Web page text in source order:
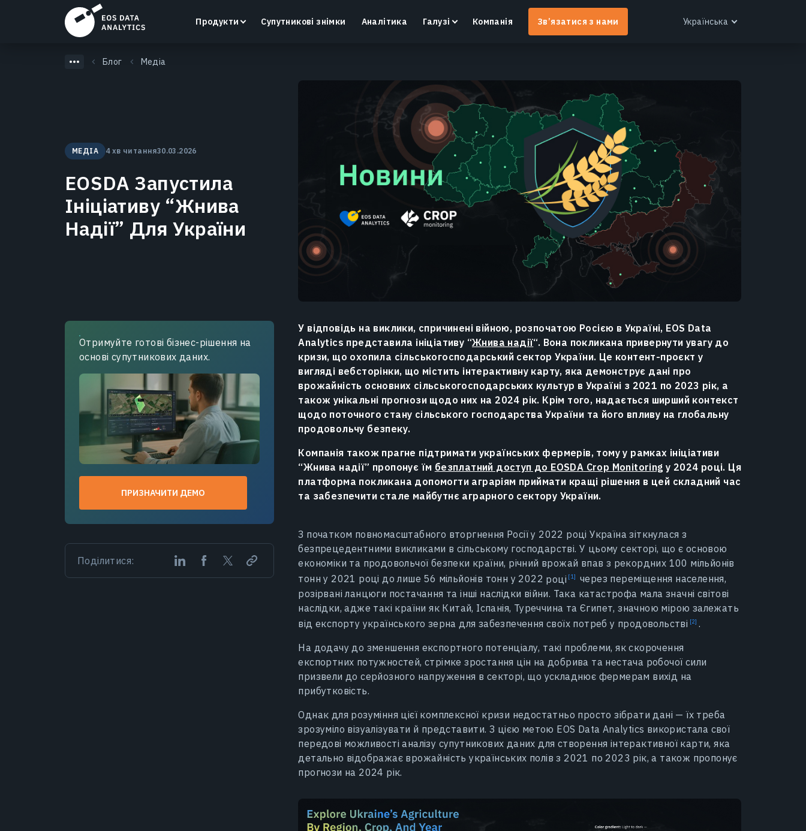
Продукти
Пошук, візуалізація та аналіз супутникових
знімків безпосередньо у вашому браузері.
Дізнатися більше
Контроль посівів та полів за допомогою
інтелектуальної платформи для точного
Дізнатися більше
EOS RayVision
Індивідуальні аналітичні звіти з розширеною
візуалізацією для будь-якої галузі.
Дізнатися більше
Супутникові знімки Аналітика Галузі Компанія Зв’язатися з нами Українська
Блог Медіа
МЕДІА 4 хв читання30.03.2026
EOSDA Запустила
Ініціативу “Жнива
Надії” Для України
Отримуйте готові бізнес-рішення на
основі супутникових даних.
ПРИЗНАЧИТИ ДЕМО
Поділитися:
У відповідь на виклики, спричинені війною, розпочатою Росією в Україні, EOS Data
Analytics представила ініціативу “Жнива надії“. Вона покликана привернути увагу до
кризи, що охопила сільськогосподарський сектор України. Це контент-проєкт у
вигляді вебсторінки, що містить інтерактивну карту, яка демонструє дані про
врожайність основних сільськогосподарських культур в Україні з 2021 по 2023 рік, а
також унікальні прогнози щодо них на 2024 рік. Крім того, надається ширший контекст
щодо поточного стану сільського господарства України та його впливу на глобальну
продовольчу безпеку.
Компанія також прагне підтримати українських фермерів, тому у рамках ініціативи
“Жнива надії” пропонує їм безплатний доступ до EOSDA Crop Monitoring у 2024 році. Ця
платформа покликана допомогти аграріям приймати кращі рішення в цей складний час
та забезпечити стале майбутнє аграрного сектору України.
З початком повномасштабного вторгнення Росії у 2022 році Україна зіткнулася з
безпрецедентними викликами в сільському господарстві. У цьому секторі, що є основою
економіки та продовольчої безпеки країни, річний врожай впав з рекордних 100 мільйонів
тонн у 2021 році до лише 56 мільйонів тонн у 2022 році
через переміщення населення,
розірвані ланцюги постачання та інші наслідки війни. Така катастрофа мала значні світові
наслідки, адже такі країни як Китай, Іспанія, Туреччина та Єгипет, значною мірою залежать
від експорту українського зерна для забезпечення своїх потреб у продовольстві
.
На додачу до зменшення експортного потенціалу, такі проблеми, як скорочення
експортних потужностей, стрімке зростання цін на добрива та нестача робочої сили
призвели до серйозного напруження в секторі, що ускладнює фермерам вихід на
прибутковість.
Однак для розуміння цієї комплексної кризи недостатньо просто зібрати дані — їх треба
зрозуміло візуалізувати й представити. З цією метою EOS Data Analytics використала свої
передові можливості аналізу супутникових даних для створення інтерактивної карти, яка
детально відображає врожайність українських полів з 2021 по 2023 рік, а також пропонує
прогнози на 2024 рік.